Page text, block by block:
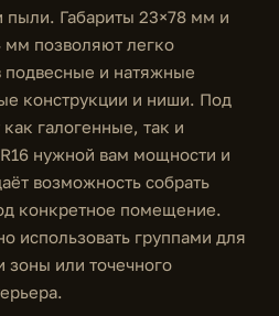
Габариты 23×78 мм и
мм позволяют легко
подвесные и натяжные
конструкции и ниши. Под
галогенные, так и
нужной вам мощности и
возможность собрать
конкретное помещение.
использовать группами для
зоны или точечного